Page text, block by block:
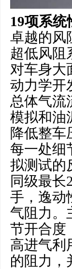
19项系
卓越的风
超低风阻
对车身大
动力学开
总体气流
模拟和油
降低整车
每一处细
拟测试的
同级最长
手，逸动
气阻力。
节开合度
高进气利
的阻力，